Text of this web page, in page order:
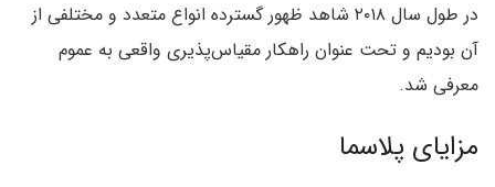
در طول سال ۲۰۱۸ شاهد ظهور گسترده انواع متعدد و مختلفی از
آن بودیم و تحت عنوان راهکار مقیاس‌پذیری واقعی به عموم
معرفی شد.
مزایای پلاسما